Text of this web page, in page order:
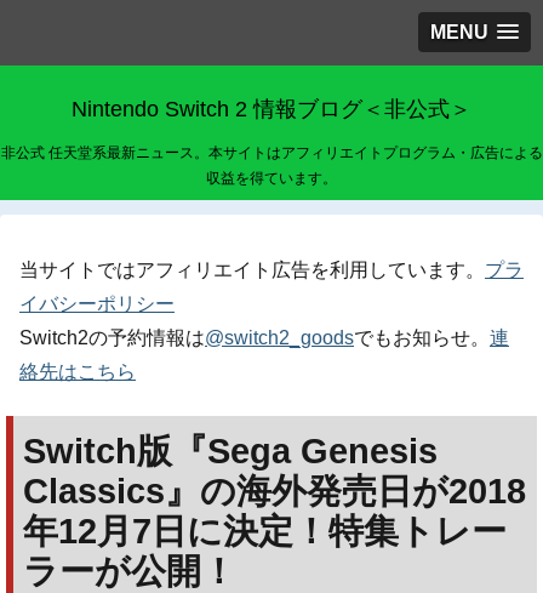
MENU
Nintendo Switch 2 情報ブログ＜非公式＞
非公式 任天堂系最新ニュース。本サイトはアフィリエイトプログラム・広告による
収益を得ています。
当サイトではアフィリエイト広告を利用しています。 プラ
イバシーポリシー
Switch2の予約情報は@switch2_goodsでもお知らせ。 連
絡先はこちら
Switch版『Sega Genesis
Classics』の海外発売日が2018
年12月7日に決定！特集トレー
ラーが公開！